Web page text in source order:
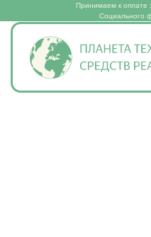
Принимаем к оплате
Социального